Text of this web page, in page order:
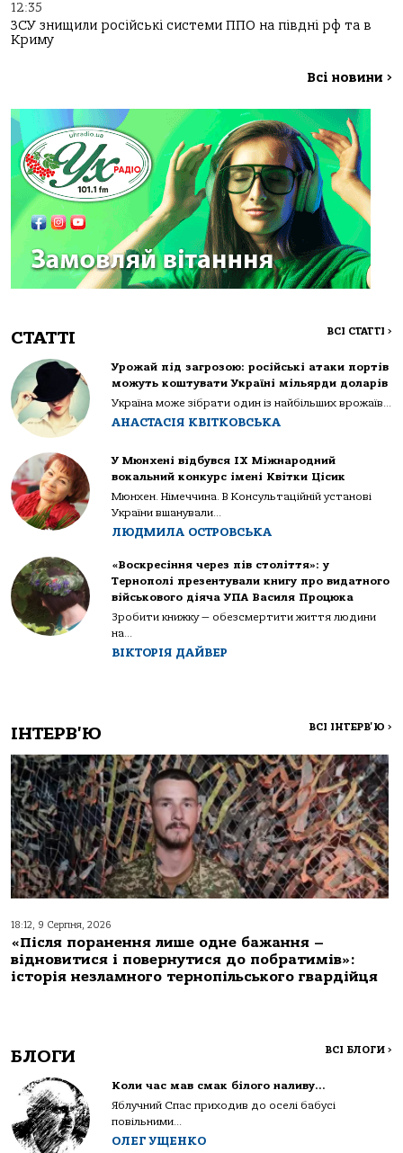
12:35
ЗСУ знищили російські системи ППО на півдні рф та в
Криму
Всі новини >
СТАТТІ ВСІ СТАТТІ >
Урожай під загрозою: російські атаки портів
можуть коштувати Україні мільярди доларів
Україна може зібрати один із найбільших врожаїв...
АНАСТАСІЯ КВІТКОВСЬКА
У Мюнхені відбувся IX Міжнародний
вокальний конкурс імені Квітки Цісик
Мюнхен. Німеччина. В Консультаційній установі
України вшанували...
ЛЮДМИЛА ОСТРОВСЬКА
«Воскресіння через пів століття»: у
Тернополі презентували книгу про видатного
військового діяча УПА Василя Процюка
Зробити книжку — обезсмертити життя людини
на...
ВІКТОРІЯ ДАЙВЕР
ІНТЕРВ'Ю ВСІ ІНТЕРВ'Ю >
18:12, 9 Серпня, 2026
«Після поранення лише одне бажання –
відновитися і повернутися до побратимів»:
історія незламного тернопільського гвардійця
БЛОГИ ВСІ БЛОГИ >
Коли час мав смак білого наливу…
Яблучний Спас приходив до оселі бабусі
повільними...
ОЛЕГ УЩЕНКО